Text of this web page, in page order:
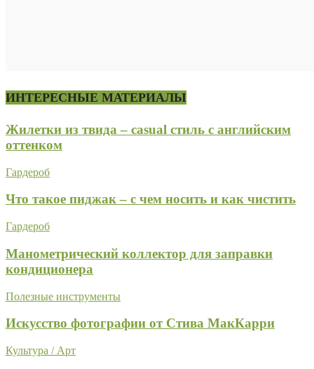
ИНТЕРЕСНЫЕ МАТЕРИАЛЫ
Жилетки из твида – casual стиль с английским
оттенком
Гардероб
Что такое пиджак – с чем носить и как чистить
Гардероб
Манометрический коллектор для заправки
кондиционера
Полезные инструменты
Искусство фотографии от Стива МакКарри
Культура / Арт